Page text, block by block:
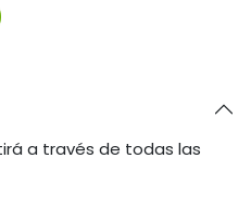
a través de todas las